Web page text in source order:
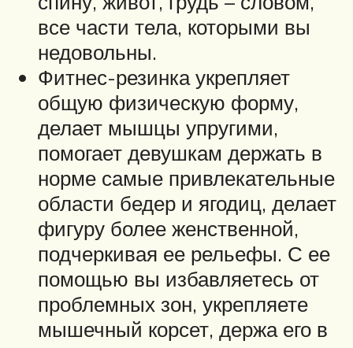
все части тела, которыми вы
недовольны.
Фитнес-резинка укрепляет
общую физическую форму,
делает мышцы упругими,
помогает девушкам держать в
норме самые привлекательные
области бедер и ягодиц, делает
фигуру более женственной,
подчеркивая ее рельефы. С ее
помощью вы избавляетесь от
проблемных зон, укрепляете
мышечный корсет, держа его в